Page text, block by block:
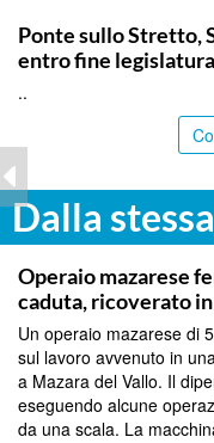
Ponte sullo Stretto,
entro fine
..
Dalla
PALERMO
Operaio mazarese
caduta, ricoverato
Un operaio mazarese di
sul lavoro avvenuto in
a Mazara del Vallo. Il
eseguendo alcune
da una scala. La